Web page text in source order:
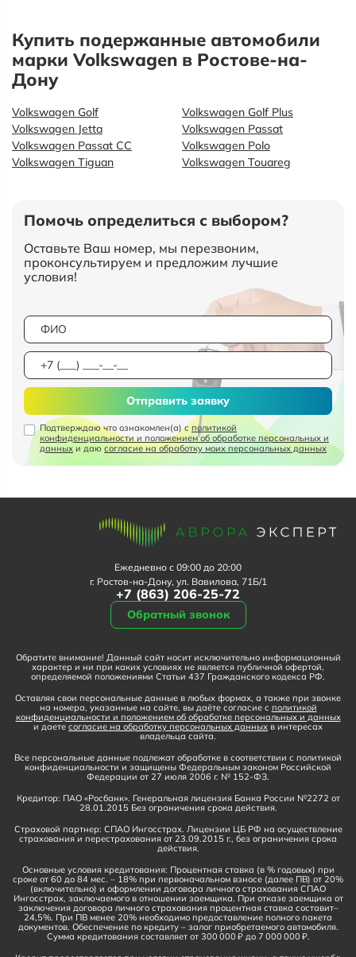
Купить подержанные автомобили
марки Volkswagen в Ростове-на-
Дону
Volkswagen Golf
Volkswagen Golf Plus
Volkswagen Jetta
Volkswagen Passat
Volkswagen Passat CC
Volkswagen Polo
Volkswagen Tiguan
Volkswagen Touareg
Помочь определиться с выбором?
Оставьте Ваш номер, мы перезвоним,
проконсультируем и предложим лучшие
условия!
Подтверждаю что ознакомлен(а) сполитикой
конфиденциальности и положением об обработке персональных и
данных и даю согласие на обработку моих персональных данных
Отправить заявку
Ежедневно с 09:00 до 20:00
г. Ростов-на-Дону, ул. Вавилова, 71Б/1
+7 (863) 206-25-72
Обратный звонок
Обратите внимание! Данный сайт носит исключительно информационный
характер и ни при каких условиях не является публичной офертой,
определяемой положениями Статьи 437 Гражданского кодекса РФ.
Оставляя свои персональные данные в любых формах, а также при звонке
на номера, указанные на сайте, вы даёте согласие с политикой
конфиденциальности и положением об обработке персональных и данных
и даете согласие на обработку персональных данных в интересах
владельца сайта.
Все персональные данные подлежат обработке в соответствии с политикой
конфиденциальности и защищены Федеральным законом Российской
Федерации от 27 июля 2006 г. № 152-ФЗ.
Кредитор: ПАО «Росбанк». Генеральная лицензия Банка России №2272 от
28.01.2015 Без ограничения срока действия.
Страховой партнер: СПАО Ингосстрах. Лицензии ЦБ РФ на осуществление
страхования и перестрахования от 23.09.2015 г., без ограничения срока
действия.
Основные условия кредитования: Процентная ставка (в % годовых) при
сроке от 60 до 84 мес. – 18% при первоначальном взносе (далее ПВ) от 20%
(включительно) и оформлении договора личного страхования СПАО
Ингосстрах, заключаемого в отношении заемщика. При отказе заемщика от
заключения договора личного страхования процентная ставка составит–
24,5%. При ПВ менее 20% необходимо предоставление полного пакета
документов. Обеспечение по кредиту – залог приобретаемого автомобиля.
Сумма кредитования составляет от 300 000 ₽ до 7 000 000 ₽.